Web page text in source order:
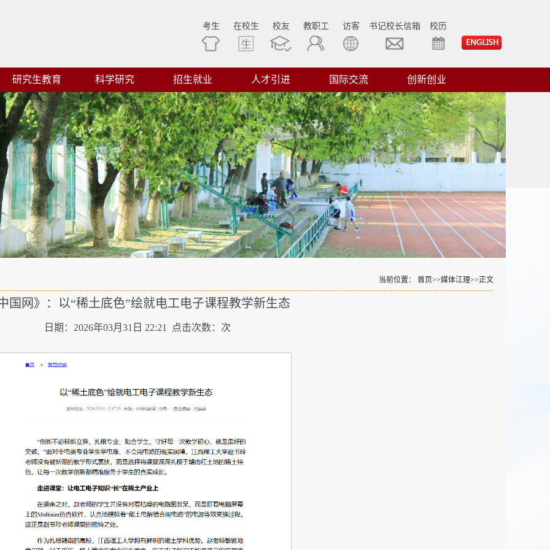
考生 在校生 校友 教职工 访客 书记校长信箱 校历
研究生教育 科学研究 招生就业 人才引进 国际交流 创新创业
当前位置： 首页>>媒体江理>>正文
国网》：以“稀土底色”绘就电工电子课程教学新生态
日期：2026年03月31日 22:21 点击次数： 次